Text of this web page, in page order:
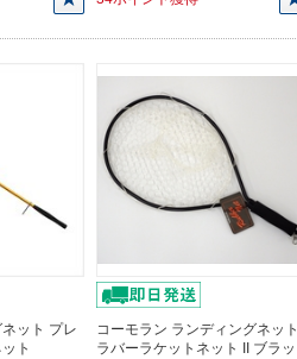
ット プレ
ト
コーモラン ランディングネット
ラバーラケットネット II ブラッ